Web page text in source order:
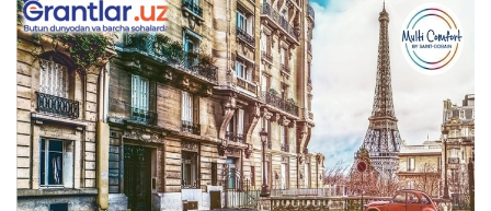
Kurslar
Blog
Yana